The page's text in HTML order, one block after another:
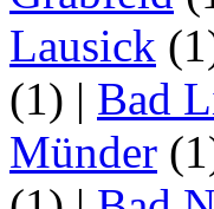
Lausick
(1) | Bad
Münder